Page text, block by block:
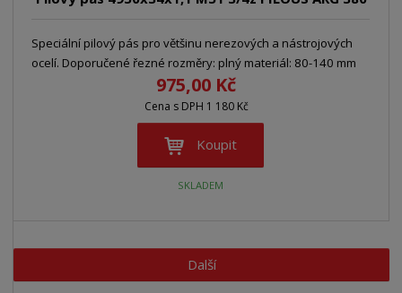
Speciální pilový pás pro většinu nerezových a nástrojových
ocelí. Doporučené řezné rozměry: plný materiál: 80-140 mm
975,00 Kč
Cena s DPH 1 180 Kč
Koupit
SKLADEM
Další